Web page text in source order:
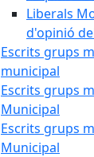
Liberals
d'opinió
Escrits grups
municipal
Escrits grups
Municipal
Escrits grups
Municipal